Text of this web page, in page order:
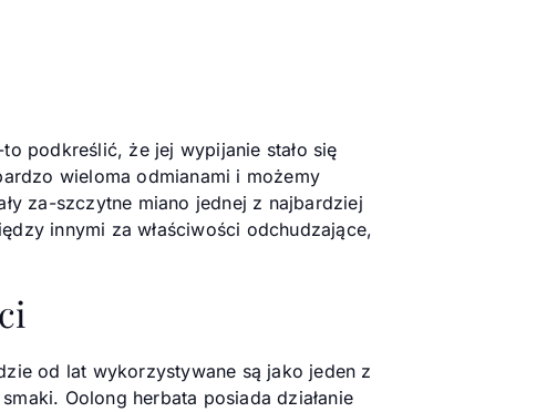
podkreślić, że jej wypijanie stało się
wieloma odmianami i możemy
za-szczytne miano jednej z najbardziej
innymi za właściwości odchudzające,
od lat wykorzystywane są jako jeden z
Oolong herbata posiada działanie